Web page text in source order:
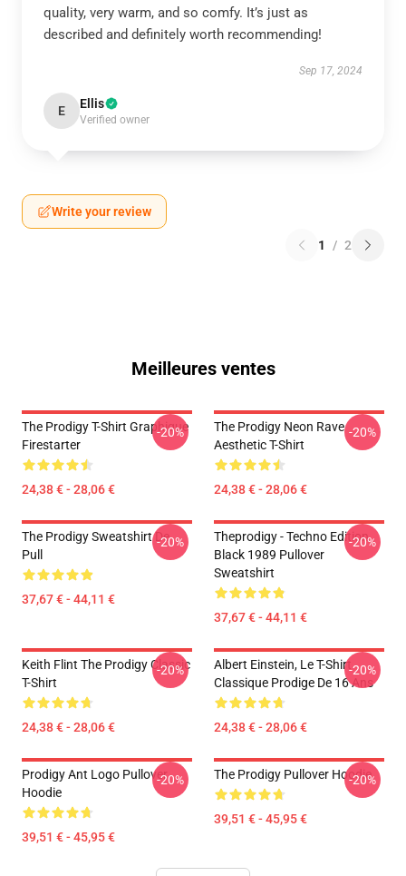
quality, very warm, and so comfy. It’s just as
described and definitely worth recommending!
Sep 17, 2024
E Ellis
Verified owner
Write your review
1 / 2
Meilleures ventes
The Prodigy T-Shirt Graphique
Firestarter
24,38 € - 28,06 €
-20%
The Prodigy Neon Rave
Aesthetic T-Shirt
24,38 € - 28,06 €
-20%
The Prodigy Sweatshirt De
Pull
37,67 € - 44,11 €
-20%
Theprodigy - Techno Edition
Black 1989 Pullover
Sweatshirt
37,67 € - 44,11 €
-20%
Keith Flint The Prodigy Classic
T-Shirt
24,38 € - 28,06 €
-20%
Albert Einstein, Le T-Shirt
Classique Prodige De 16 Ans
24,38 € - 28,06 €
-20%
Prodigy Ant Logo Pullover
Hoodie
39,51 € - 45,95 €
-20% The Prodigy Pullover Hoodie
39,51 € - 45,95 €
-20%